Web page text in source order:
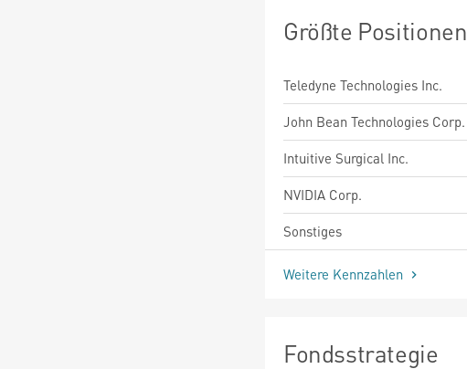
Größte Positionen
Teledyne Technologies Inc.
John Bean Technologies Corp.
Intuitive Surgical Inc.
NVIDIA Corp.
Sonstiges
Weitere Kennzahlen
Fondsstrategie